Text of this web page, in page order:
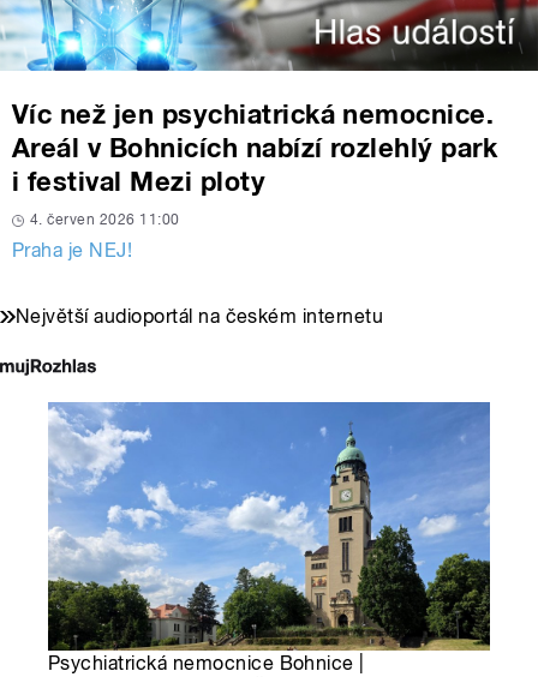
Víc než jen psychiatrická nemocnice.
Areál v Bohnicích nabízí rozlehlý park
i festival Mezi ploty
4. červen 2026 11:00
Praha je NEJ!
Největší audioportál na českém internetu
Psychiatrická nemocnice Bohnice |